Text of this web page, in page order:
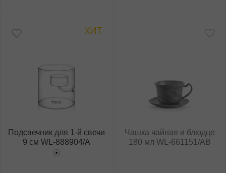
ХИТ
Подсвечник для 1-й свечи
9 см WL‑888904/A
Чашка чайная и блюдце
180 мл WL‑661151/AB